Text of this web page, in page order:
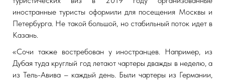
иностранные туристы оформили для посещения Москвы и
Петербурга. Не такой большой, но стабильный поток идет в
Казань.
«Сочи также востребован у иностранцев. Например, из
Дубая туда круглый год летают чартеры дважды в неделю, а
из Тель-Авива – каждый день. Были чартеры из Германии,